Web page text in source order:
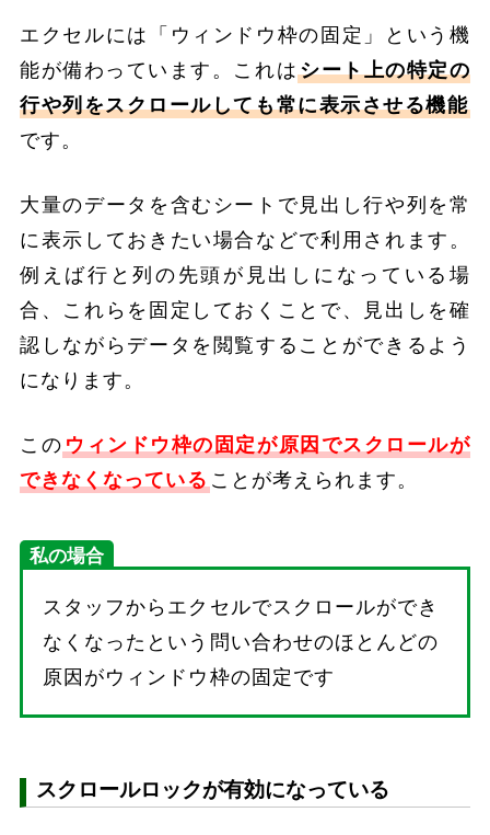
エクセルには「ウィンドウ枠の固定」という機
能が備わっています。これはシート上の特定の
行や列をスクロールしても常に表示させる機能
です。
大量のデータを含むシートで見出し行や列を常
に表示しておきたい場合などで利用されます。
例えば行と列の先頭が見出しになっている場
合、これらを固定しておくことで、見出しを確
認しながらデータを閲覧することができるよう
になります。
この ウィンドウ枠の固定が原因でスクロールが
できなくなっている ことが考えられます。
私の場合
スタッフからエクセルでスクロールができ
なくなったという問い合わせのほとんどの
原因がウィンドウ枠の固定です
スクロールロックが有効になっている